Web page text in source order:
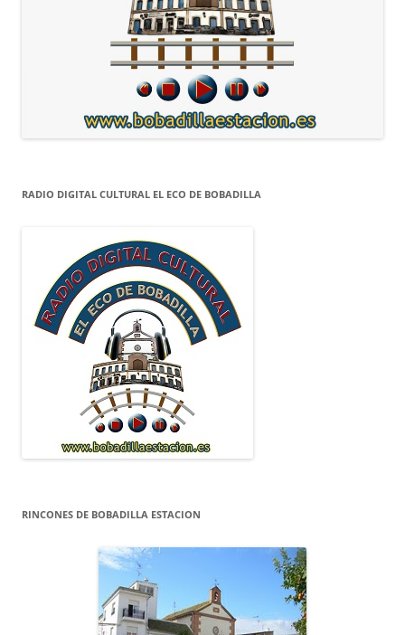
RADIO DIGITAL CULTURAL EL ECO DE BOBADILLA
RINCONES DE BOBADILLA ESTACION